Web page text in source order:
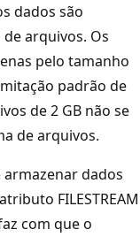
dados são
arquivos. Os
pelo tamanho
padrão de
de 2 GB não se
de arquivos.
dados
FILESTREAM
com que o